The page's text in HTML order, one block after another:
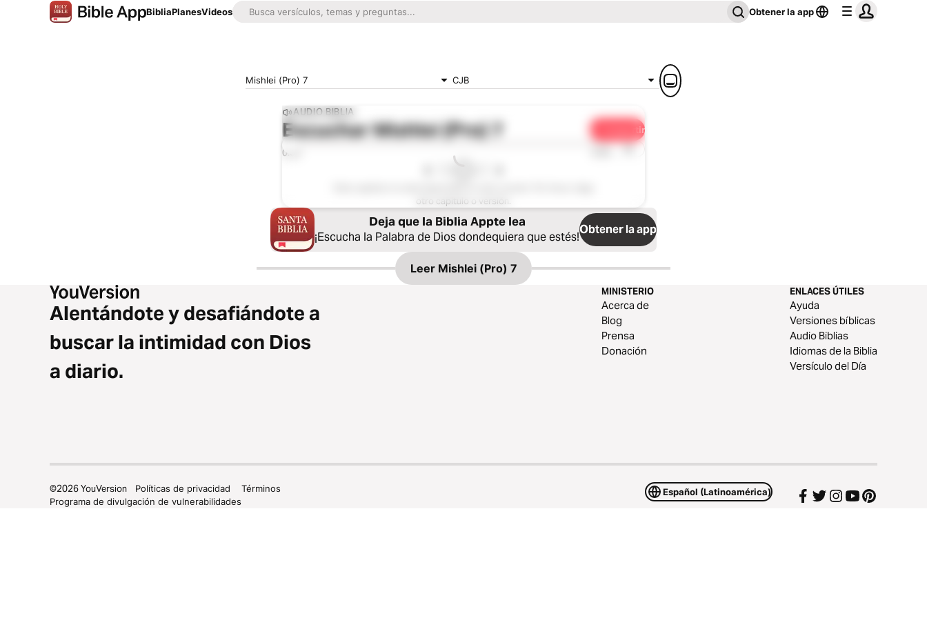
BibliaPlanesVideos Obtener la app
Mishlei (Pro) 7 CJB
AUDIO BIBLIA
EscucharMishlei (Pro) 7 Compartir
0:00 1x
otro capítulo o versión.
Deja que la Biblia Appte lea
¡Escucha la Palabra de Dios dondequiera que estés!Obtener la app
Leer Mishlei (Pro) 7
Alentándote y desafiándote a
buscar la intimidad con Dios
a diario.
MINISTERIO
Acerca de
Blog
Prensa
Donación
ENLACES ÚTILES
Ayuda
Versiones bíblicas
Audio Biblias
Idiomas de la Biblia
Versículo del Día
Español (Latinoamérica)
©2026YouVersion Políticas de privacidad
Términos
Programa de divulgación de vulnerabilidades